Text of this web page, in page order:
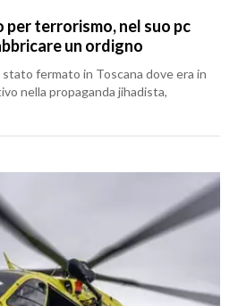
terrorismo, nel suo pc
un ordigno
fermato in Toscana dove era in
nella propaganda jihadista,